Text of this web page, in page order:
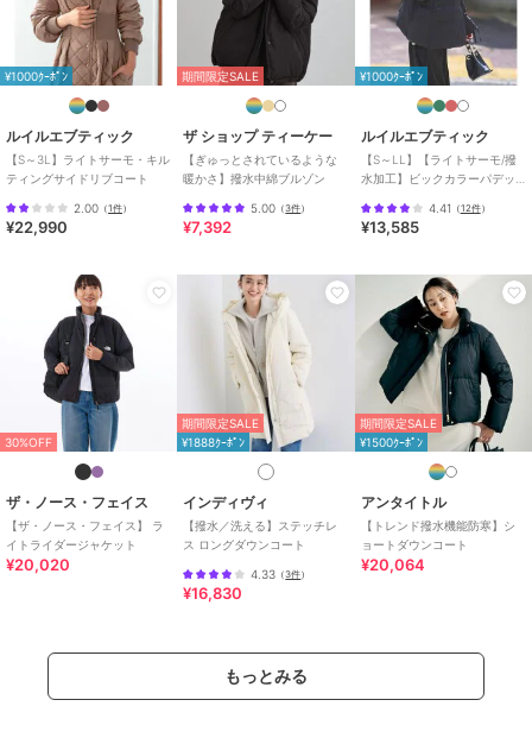
ート（中綿含む）
メンズ
アウター・ジャケット・コート
／ダウンジャケット・ダウンコ
ート（中綿含む）
カラー
ブラック、ライトベージュ、ネイ
ビー、カーキ、グレージュ
サイズ F
素材
ポリエステル100％
アウター・ジャケット・コート
ポリエステル素材
キル
ティング/長袖 /ライフスタイ
ストレート
ダウンジャケット・ダウンコート
（中綿含む）
ポリエステル素材
ティング /長袖
ライフスタイ
ル/ストレート
¥1000ｸｰﾎﾟﾝ
ルイルエブティック
【S～3L】ライトサーモ・キル
ティングサイドリブコート
2.00 （1件）
¥22,990
期間限定SALE
ザ ショップ ティーケー
【ぎゅっとされているような
暖かさ】撥水中綿ブルゾン
5.00 （3件）
¥7,392
¥1000ｸｰﾎﾟﾝ
ルイルエブティック
【S～LL】【ライトサーモ/撥
水加工】ビックカラーパデッ
4.41 （12件）
¥13,585
30%OFF
ザ・ノース・フェイス
【ザ・ノース・フェイス】 ラ
イトライダージャケット
¥20,020
期間限定SALE
¥1888ｸｰﾎﾟﾝ
インディヴィ
【撥水／洗える】ステッチレ
ス ロングダウンコート
4.33 （3件）
¥16,830
期間限定SALE
¥1500ｸｰﾎﾟﾝ
アンタイトル
【トレンド撥水機能防寒】シ
ョートダウンコート
¥20,064
もっとみる